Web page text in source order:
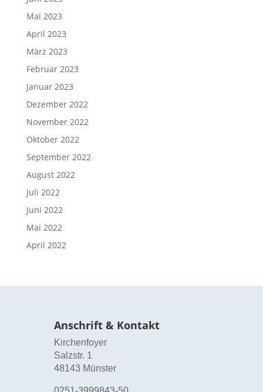
Mai 2023
April 2023
März 2023
Februar 2023
Januar 2023
Dezember 2022
November 2022
Oktober 2022
September 2022
August 2022
Juli 2022
Juni 2022
Mai 2022
April 2022
Anschrift & Kontakt
Kirchenfoyer
Salzstr. 1
48143 Münster